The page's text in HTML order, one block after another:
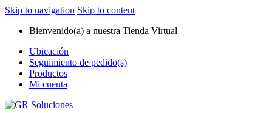
Skip to navigation Skip to content
Bienvenido(a) a nuestra Tienda Virtual
Ubicación
Seguimiento de pedido(s)
Productos
Mi cuenta